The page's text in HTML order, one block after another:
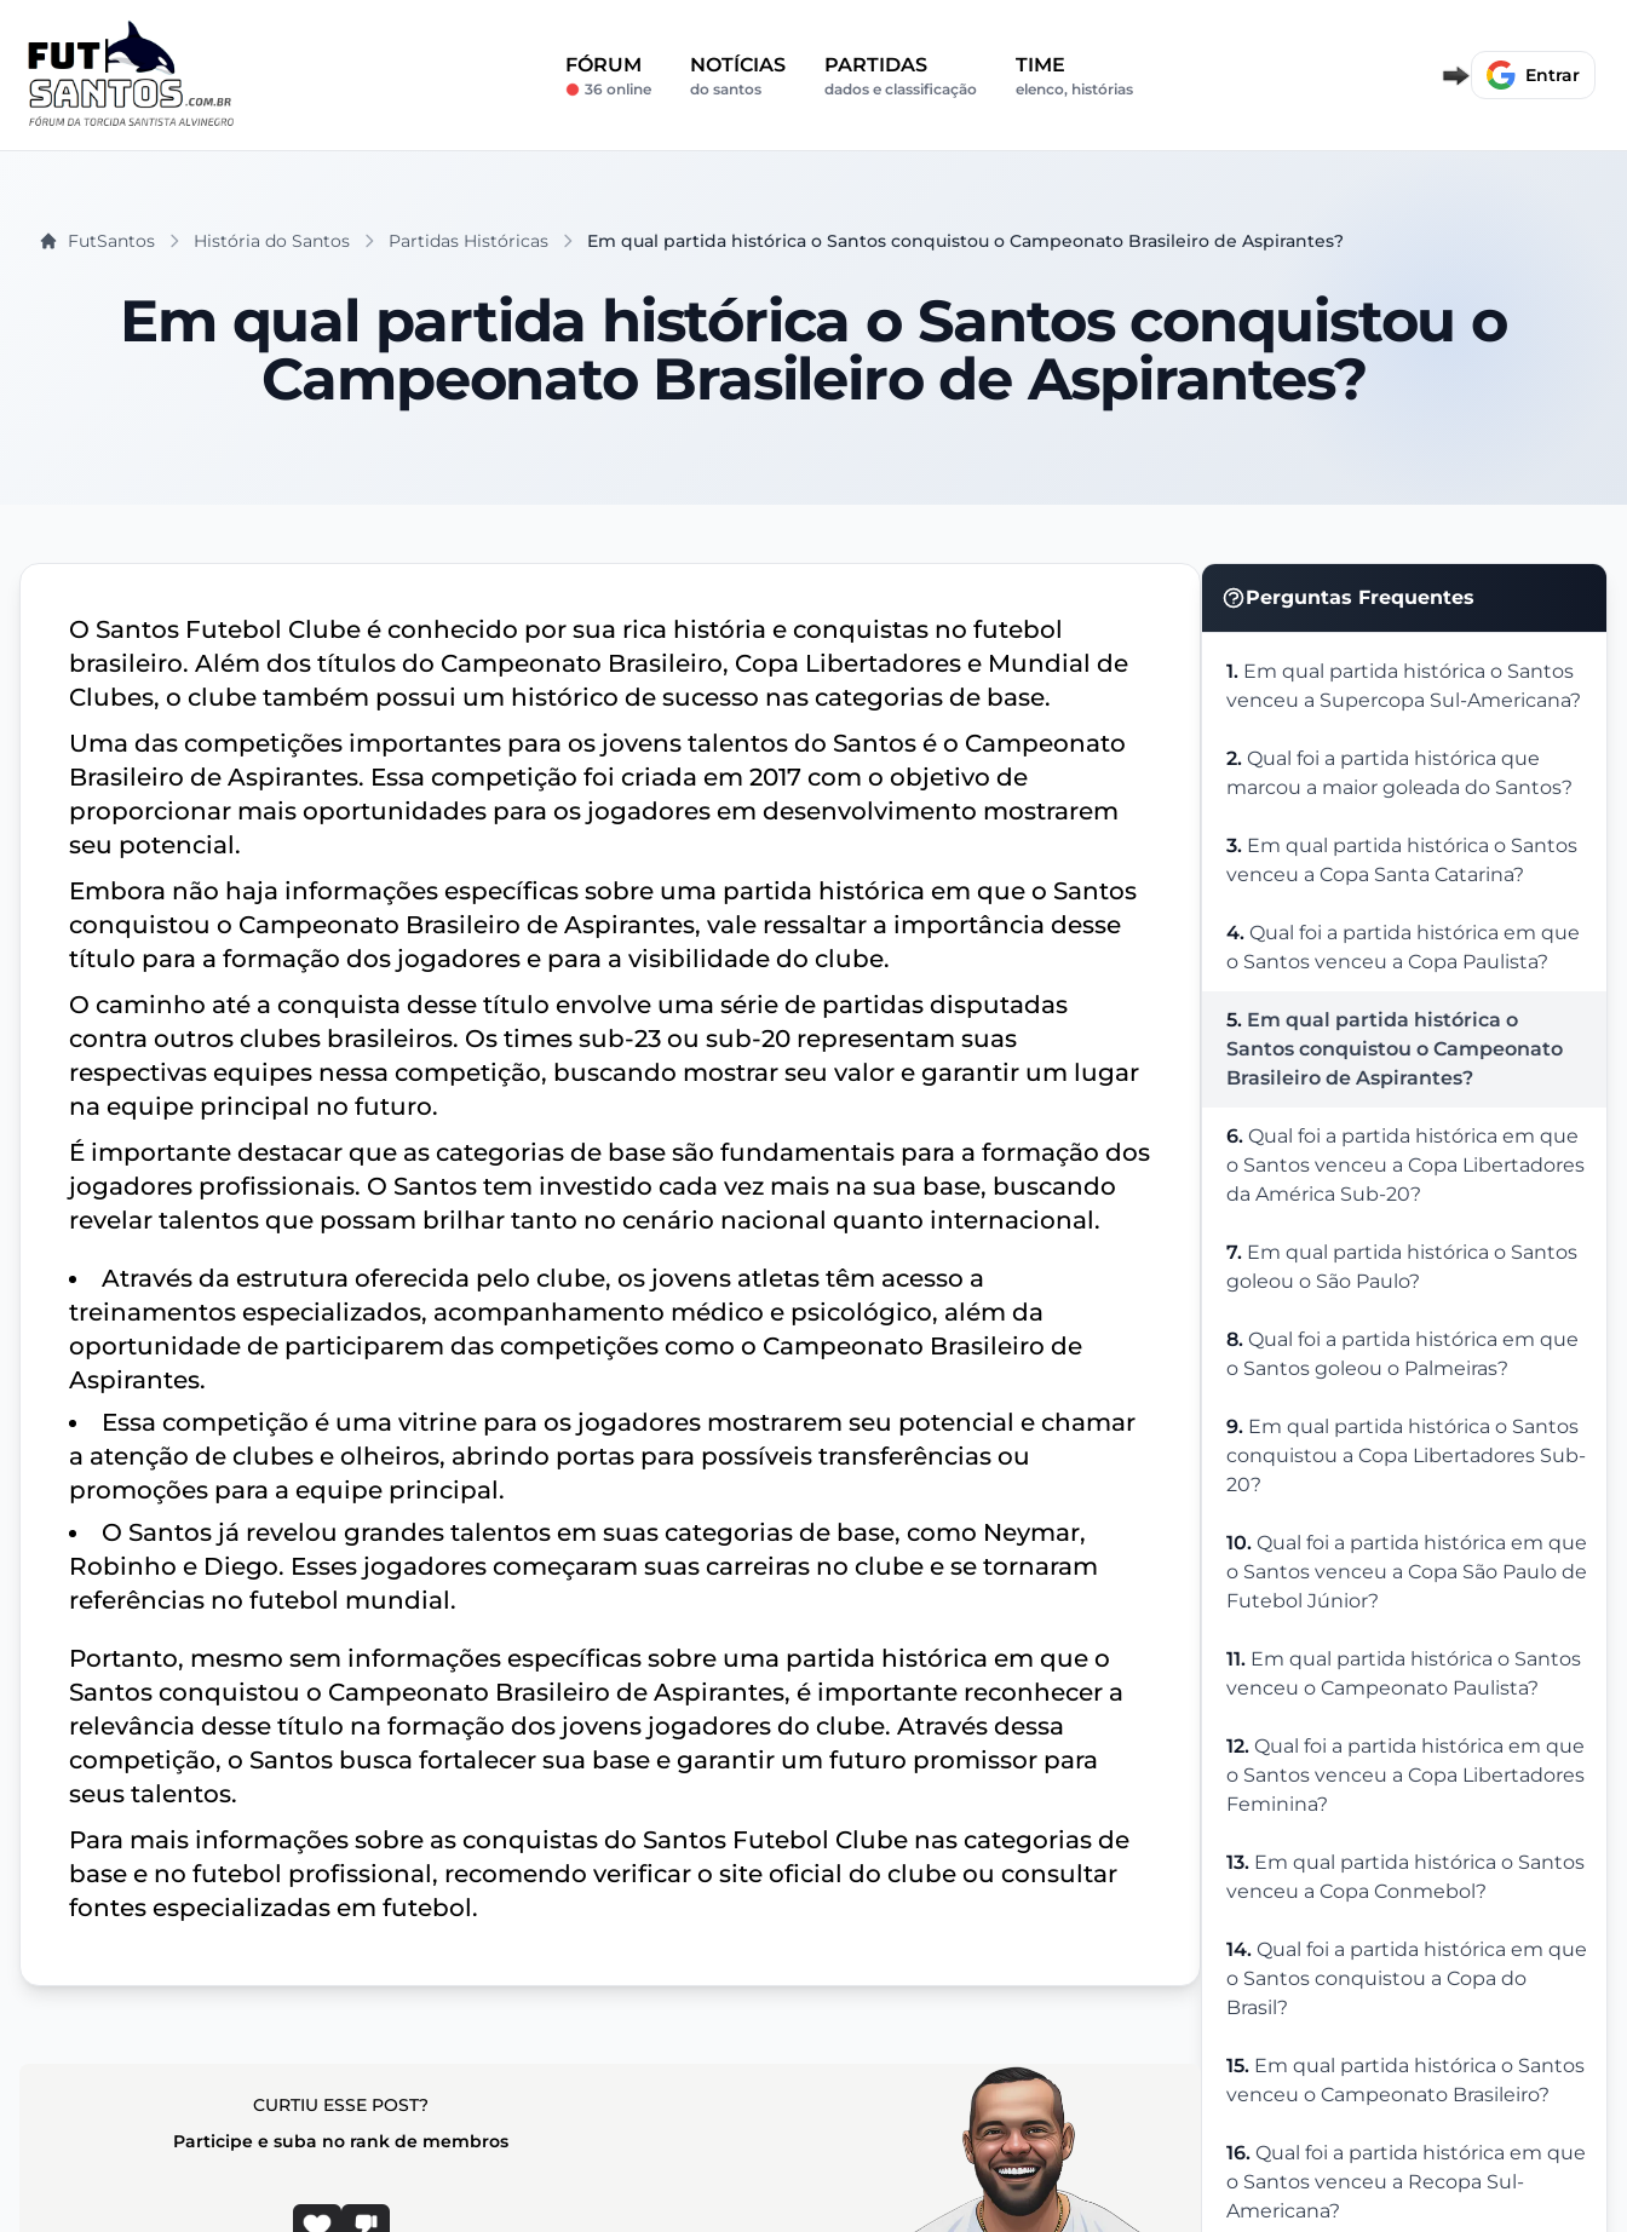
FÓRUM
36 online
NOTÍCIAS
do santos
PARTIDAS
dados e classificação
TIME
elenco, histórias
Entrar
FutSantos História do Santos Partidas Históricas Em qual partida histórica o Santos conquistou o Campeonato Brasileiro de Aspirantes?
Em qual partida histórica o Santos conquistou o
Campeonato Brasileiro de Aspirantes?
Perguntas Frequentes
1. Em qual partida histórica o Santos
venceu a Supercopa Sul-Americana?
2. Qual foi a partida histórica que
marcou a maior goleada do Santos?
3. Em qual partida histórica o Santos
venceu a Copa Santa Catarina?
4. Qual foi a partida histórica em que
o Santos venceu a Copa Paulista?
5. Em qual partida histórica o
Santos conquistou o Campeonato
Brasileiro de Aspirantes?
6. Qual foi a partida histórica em que
o Santos venceu a Copa Libertadores
da América Sub-20?
7. Em qual partida histórica o Santos
goleou o São Paulo?
8. Qual foi a partida histórica em que
o Santos goleou o Palmeiras?
9. Em qual partida histórica o Santos
conquistou a Copa Libertadores Sub-
20?
10. Qual foi a partida histórica em que
o Santos venceu a Copa São Paulo de
Futebol Júnior?
11. Em qual partida histórica o Santos
venceu o Campeonato Paulista?
12. Qual foi a partida histórica em que
o Santos venceu a Copa Libertadores
Feminina?
13. Em qual partida histórica o Santos
venceu a Copa Conmebol?
14. Qual foi a partida histórica em que
o Santos conquistou a Copa do
Brasil?
15. Em qual partida histórica o Santos
venceu o Campeonato Brasileiro?
16. Qual foi a partida histórica em que
o Santos venceu a Recopa Sul-
Americana?
O Santos Futebol Clube é conhecido por sua rica história e conquistas no futebol
brasileiro. Além dos títulos do Campeonato Brasileiro, Copa Libertadores e Mundial de
Clubes, o clube também possui um histórico de sucesso nas categorias de base.
Uma das competições importantes para os jovens talentos do Santos é o Campeonato
Brasileiro de Aspirantes. Essa competição foi criada em 2017 com o objetivo de
proporcionar mais oportunidades para os jogadores em desenvolvimento mostrarem
seu potencial.
Embora não haja informações específicas sobre uma partida histórica em que o Santos
conquistou o Campeonato Brasileiro de Aspirantes, vale ressaltar a importância desse
título para a formação dos jogadores e para a visibilidade do clube.
O caminho até a conquista desse título envolve uma série de partidas disputadas
contra outros clubes brasileiros. Os times sub-23 ou sub-20 representam suas
respectivas equipes nessa competição, buscando mostrar seu valor e garantir um lugar
na equipe principal no futuro.
É importante destacar que as categorias de base são fundamentais para a formação dos
jogadores profissionais. O Santos tem investido cada vez mais na sua base, buscando
revelar talentos que possam brilhar tanto no cenário nacional quanto internacional.
Através da estrutura oferecida pelo clube, os jovens atletas têm acesso a
treinamentos especializados, acompanhamento médico e psicológico, além da
oportunidade de participarem das competições como o Campeonato Brasileiro de
Aspirantes.
Essa competição é uma vitrine para os jogadores mostrarem seu potencial e chamar
a atenção de clubes e olheiros, abrindo portas para possíveis transferências ou
promoções para a equipe principal.
O Santos já revelou grandes talentos em suas categorias de base, como Neymar,
Robinho e Diego. Esses jogadores começaram suas carreiras no clube e se tornaram
referências no futebol mundial.
Portanto, mesmo sem informações específicas sobre uma partida histórica em que o
Santos conquistou o Campeonato Brasileiro de Aspirantes, é importante reconhecer a
relevância desse título na formação dos jovens jogadores do clube. Através dessa
competição, o Santos busca fortalecer sua base e garantir um futuro promissor para
seus talentos.
Para mais informações sobre as conquistas do Santos Futebol Clube nas categorias de
base e no futebol profissional, recomendo verificar o site oficial do clube ou consultar
fontes especializadas em futebol.
CURTIU ESSE POST?
Participe e suba no rank de membros